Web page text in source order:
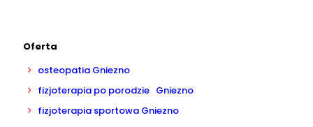
Oferta
osteopatia Gniezno
fizjoterapia po porodzie Gniezno
fizjoterapia sportowa Gniezno